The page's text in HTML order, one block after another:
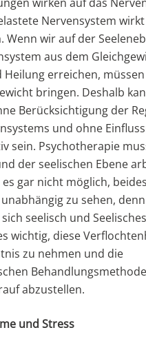
Nervensystem
Wenn wir auf der
aus dem
erreichen,
bringen. Deshalb
Berücksichtigung der
und ohne
sein. Psychotherapie
der seelischen Ebene
gar nicht möglich,
zu sehen, denn
seelisch und
wichtig, diese
zu nehmen und die
abzustellen.
und Stress